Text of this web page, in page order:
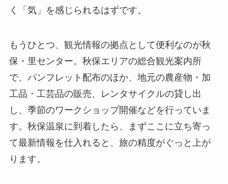
く「気」を感じられるはずです。
もうひとつ、観光情報の拠点として便利なのが秋
保・里センター。秋保エリアの総合観光案内所
で、パンフレット配布のほか、地元の農産物・加
工品・工芸品の販売、レンタサイクルの貸し出
し、季節のワークショップ開催などを行っていま
す。秋保温泉に到着したら、まずここに立ち寄っ
て最新情報を仕入れると、旅の精度がぐっと上が
ります。